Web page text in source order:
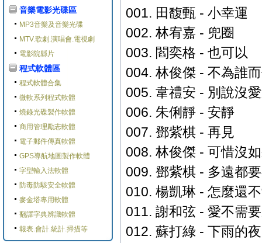
音樂電影光碟區
MP3音樂及音樂光碟
MTV.歌劇.演唱會.電視劇
電影院縣片
程式軟體區
程式軟體合集
微軟系列程式軟體
燒錄光碟製作軟體
商用管理勵志軟體
電子郵件傳真軟體
GPS導航地圖製作軟體
字型輸入法軟體
防毒防駭安全軟體
麥金塔專用軟體
翻譯字典辨識軟體
報表.會計.統計.掃描等
001. 田馥甄 - 小幸運
002. 林宥嘉 - 兜圈
003. 閻奕格 - 也可以
004. 林俊傑 - 不為誰
005. 韋禮安 - 別說沒
006. 朱俐靜 - 安靜
007. 鄧紫棋 - 再見
008. 林俊傑 - 可惜沒
009. 鄧紫棋 - 多遠都
010. 楊凱琳 - 怎麼還
011. 謝和弦 - 愛不需
012. 蘇打綠 - 下雨的